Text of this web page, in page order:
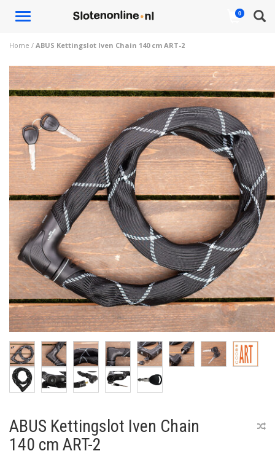
Toggle
0
Home / ABUS Kettingslot Iven Chain 140 cm ART-2
ABUS Kettingslot Iven Chain
140 cm ART-2